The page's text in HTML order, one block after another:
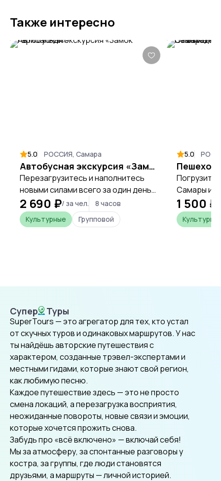
Также интересно
5.0 РОССИЯ, Самара
Автобусная экскурсия «Замок Гарибальди»
Перезагрузитесь и наполнитесь
новыми силами всего за один день,
открывая уникальные места
Самарской области.
2 690 ₽/ за чел.
8 часов
Культурные
Групповой
5.0
Самары и
первый
Сталина.
1 500 ₽
Супер Туры
SuperTours
SuperTours — это агрегатор для тех, кто устал
от скучных туров и одинаковых маршрутов. У нас
ты найдёшь авторские путешествия с
характером, созданные трэвел-экспертами и
местными гидами, которые знают свой регион,
как любимую песню.
Каждое путешествие здесь — это не просто
смена локаций, а перезагрузка восприятия,
неожиданные повороты, новые связи и эмоции,
которые хочется прожить снова.
Забудь про «всё включено» — включай себя!
Мы за атмосферу, за спонтанные разговоры у
костра, за группы, где люди становятся
друзьями, а маршруты — личной историей.